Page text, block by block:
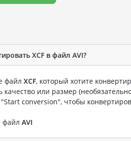
XCF в файл AVI?
файл XCF, который хотите
качество или размер
conversion", чтобы
файл AVI